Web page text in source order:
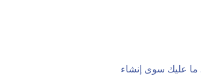
ما عليك سوى إنشاء